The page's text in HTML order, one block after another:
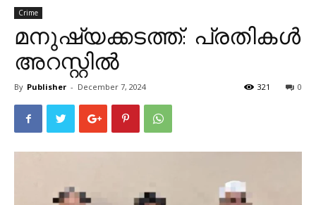
Crime
മനുഷ്യക്കടത്ത്: പ്രതികൾ
അറസ്റ്റിൽ
By Publisher - December 7, 2024 0
321